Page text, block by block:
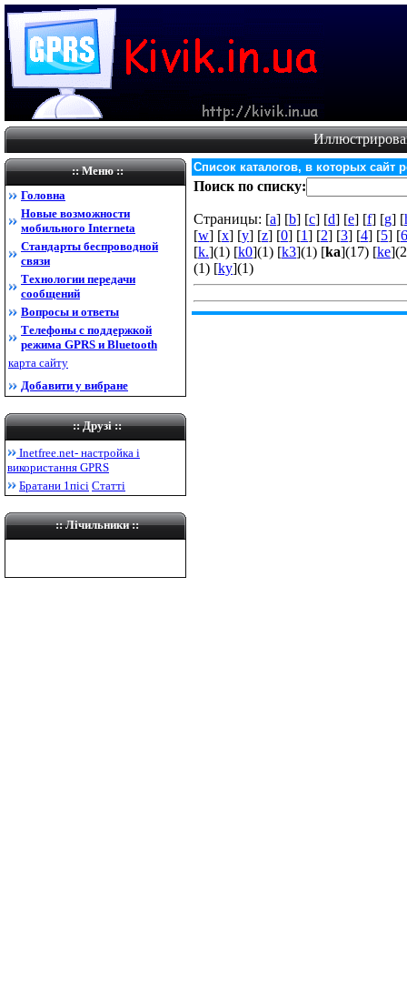
:: Меню ::
Головна
Новые возможности
мобильного Internetа
Стандарты беспроводной
связи
Технологии передачи
сообщений
Вопросы и ответы
Телефоны с поддержкой
режима GPRS и Bluetooth
карта сайту
Добавити у вибране
::Друзі::
Inetfree.net- настройка і
використання GPRS
Братани 1пісі Статті
:: Лічильники ::
Список каталогов, в которых сайт
Поиск по списку:
Страницы: [a] [b] [c] [d] [e] [f] [g] [
[w] [x] [y] [z] [0] [1] [2] [3] [4] [5] [6
[k.](1) [k0](1) [k3](1) [ka](17) [ke
(1) [ky](1)